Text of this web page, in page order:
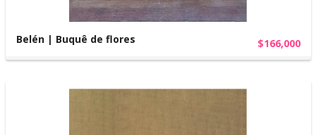
Belén | Buquê de flores $166,000